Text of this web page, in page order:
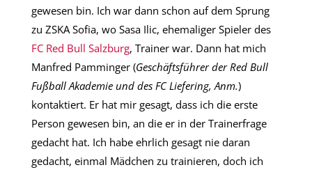
gewesen bin. Ich war dann schon auf dem Sprung
zu ZSKA Sofia, wo Sasa Ilic, ehemaliger Spieler des
FC Red Bull Salzburg, Trainer war. Dann hat mich
Manfred Pamminger (Geschäftsführer der Red Bull
Fußball Akademie und des FC Liefering, Anm.)
kontaktiert. Er hat mir gesagt, dass ich die erste
Person gewesen bin, an die er in der Trainerfrage
gedacht hat. Ich habe ehrlich gesagt nie daran
gedacht, einmal Mädchen zu trainieren, doch ich